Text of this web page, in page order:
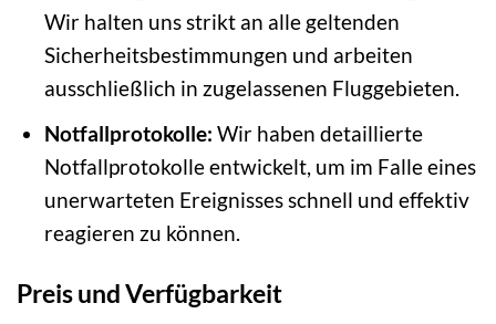
Wir halten uns strikt an alle geltenden
Sicherheitsbestimmungen und arbeiten
ausschließlich in zugelassenen Fluggebieten.
Notfallprotokolle: Wir haben detaillierte
Notfallprotokolle entwickelt, um im Falle eines
unerwarteten Ereignisses schnell und effektiv
reagieren zu können.
Preis und Verfügbarkeit